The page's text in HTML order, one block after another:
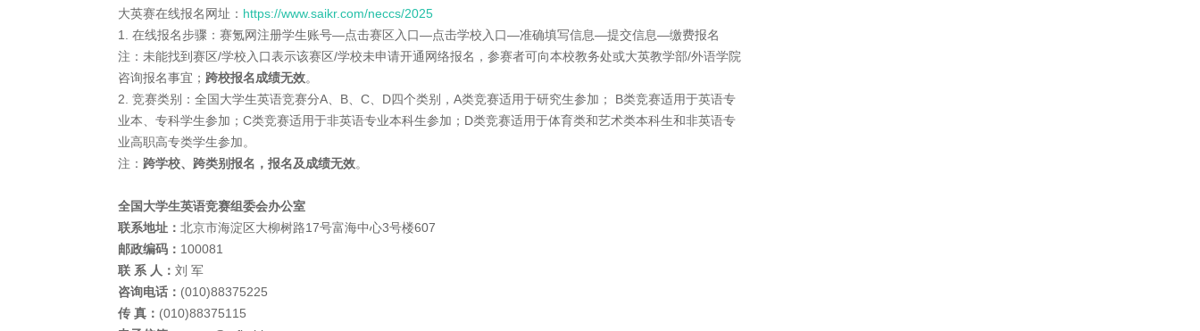
大英赛在线报名网址： https://www.saikr.com/neccs/2025
1. 在线报名步骤：赛氪网注册学生账号—点击赛区入口—点击学校入口—准确填写信息—提交信息—缴费报名
注：未能找到赛区/学校入口表示该赛区/学校未申请开通网络报名，参赛者可向本校教务处或大英教学部/外语学院
咨询报名事宜； 跨校报名成绩无效。
2. 竞赛类别：全国大学生英语竞赛分A、B、C、D四个类别，A类竞赛适用于研究生参加； B类竞赛适用于英语专
业本、专科学生参加；C类竞赛适用于非英语专业本科生参加；D类竞赛适用于体育类和艺术类本科生和非英语专
业高职高专类学生参加。
注： 跨学校、跨类别报名，报名及成绩无效。
全国大学生英语竞赛组委会办公室
联系地址： 北京市海淀区大柳树路17号富海中心3号楼607
邮政编码： 100081
联 系 人： 刘 军
咨询电话： (010)88375225
传 真： (010)88375115